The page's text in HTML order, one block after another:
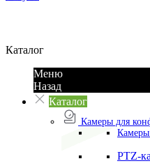
Каталог
Меню
Назад
Каталог
Камеры для
PTZ-